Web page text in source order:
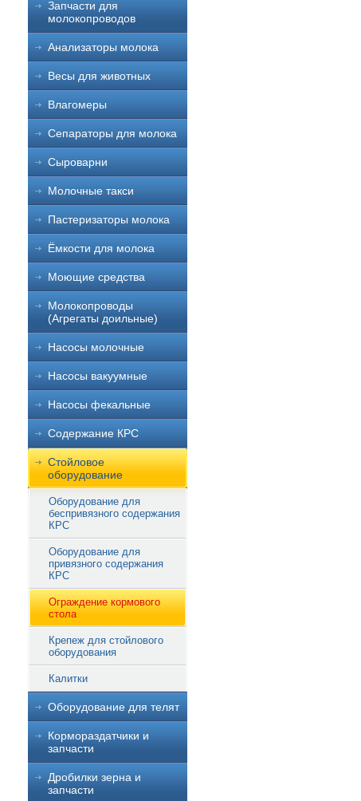
Запчасти для
молокопроводов
Анализаторы молока
Весы для животных
Влагомеры
Сепараторы для молока
Сыроварни
Молочные такси
Пастеризаторы молока
Ёмкости для молока
Моющие средства
Молокопроводы
(Агрегаты доильные)
Насосы молочные
Насосы вакуумные
Насосы фекальные
Содержание КРС
Стойловое
оборудование
Оборудование для
беспривязного содержания
КРС
Оборудование для
привязного содержания
КРС
Ограждение кормового
стола
Крепеж для стойлового
оборудования
Калитки
Оборудование для телят
Кормораздатчики и
запчасти
Дробилки зерна и
запчасти